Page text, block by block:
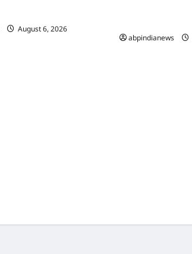
August 6, 2026
abpindianews